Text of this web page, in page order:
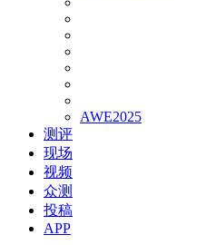
AWE2025
测评
现场
视频
众测
投稿
APP